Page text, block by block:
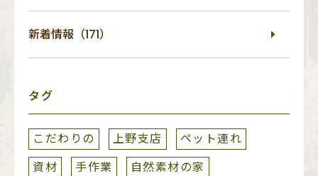
新着情報（171）
タグ
こだわりの 上野支店
ペット連れ
資材
手作業
自然素材の家